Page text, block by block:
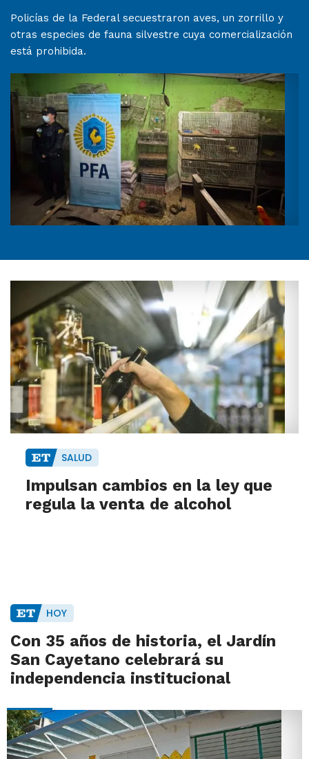
Policías de la Federal secuestraron aves, un zorrillo y
otras especies de fauna silvestre cuya comercialización
está prohibida.
SALUD
Impulsan cambios en la ley que
regula la venta de alcohol
HOY
Con 35 años de historia, el Jardín
San Cayetano celebrará su
independencia institucional